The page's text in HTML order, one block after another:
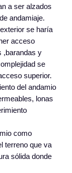
a ser alzados
andamiaje.
se haría
acceso
,barandas y
se
superior.
del andamio
lonas
como
terreno que va
sólida donde